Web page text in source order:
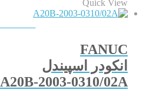
Quick View
FANUC
انکودر اسپیندل
A20B-2003-0310/02A